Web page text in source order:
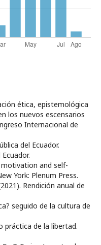
ética, epistemológica
los nuevos escensarios
Internacional de
del Ecuador.
motivation and self-
York: Plenum Press.
Rendición anual de
seguido de la cultura de
práctica de la libertad.